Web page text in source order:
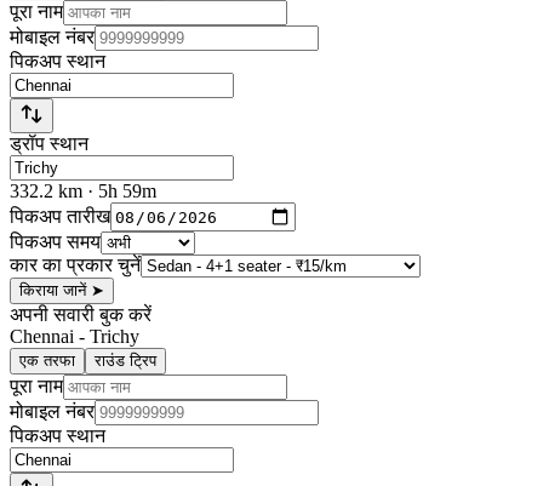
पूरा नाम
मोबाइल नंबर
पिकअप स्थान
ड्रॉप स्थान
332.2 km · 5h 59m
पिकअप तारीख
पिकअप समय
कार का प्रकार चुनें
किराया जानें➤
अपनी सवारी बुक करें
Chennai - Trichy
एक तरफा राउंड ट्रिप
पूरा नाम
मोबाइल नंबर
पिकअप स्थान